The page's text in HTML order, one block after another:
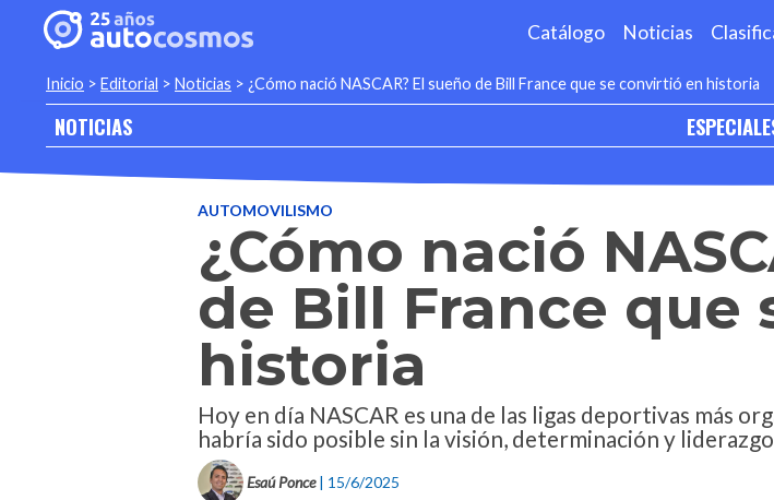
Catálogo Noticias
Inicio > Editorial > Noticias > ¿Cómo nació NASCAR? El sueño de Bill France que se convirtió en historia
NOTICIAS
AUTOMOVILISMO
¿Cómo nació
de Bill France que
historia
Hoy en día NASCAR es una de las ligas deportivas más
habría sido posible sin la visión, determinación y
Esaú Ponce | 15/6/2025